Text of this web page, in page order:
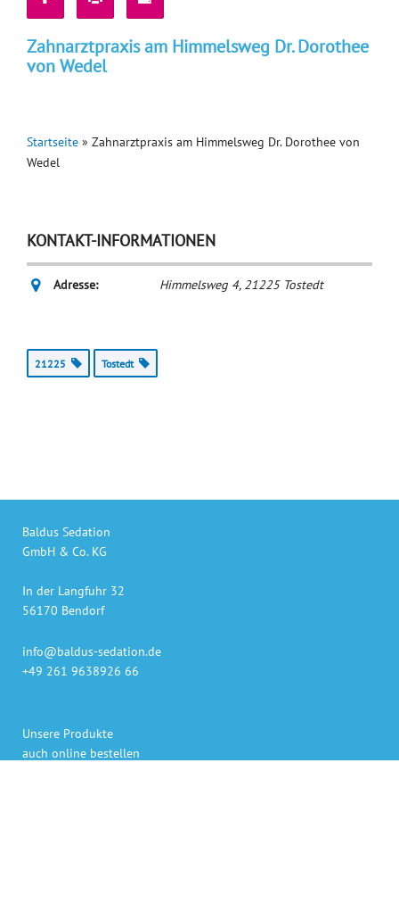
Zahnarztpraxis am Himmelsweg Dr. Dorothee
von Wedel
Startseite » Zahnarztpraxis am Himmelsweg Dr. Dorothee von
Wedel
KONTAKT-INFORMATIONEN
Adresse: Himmelsweg 4, 21225Tostedt
21225 Tostedt
Baldus Sedation
GmbH & Co. KG
In der Langfuhr 32
56170 Bendorf
info@baldus-sedation.de
+49 261 9638926 66
Unsere Produkte
auch online bestellen